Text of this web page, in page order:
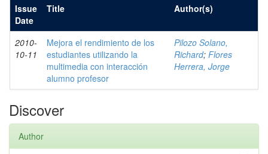
Issue
Date
Title Author(s)
2010-
10-11
Mejora el rendimiento de los
estudiantes utilizando la
multimedia con interacción
alumno profesor
Pilozo Solano,
Richard; Flores
Herrera, Jorge
Discover
Author